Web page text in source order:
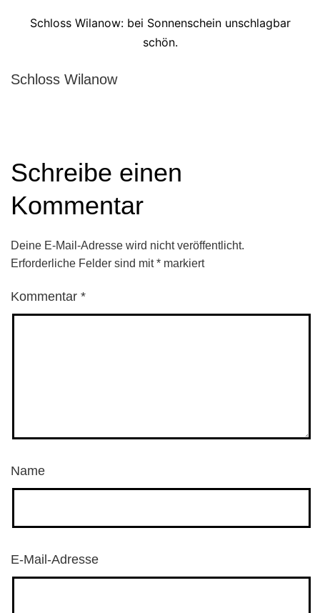
Schloss Wilanow: bei Sonnenschein unschlagbar
schön.
Schloss Wilanow
Schreibe einen
Kommentar
Deine E-Mail-Adresse wird nicht veröffentlicht.
Erforderliche Felder sind mit* markiert
Kommentar *
Name
E-Mail-Adresse